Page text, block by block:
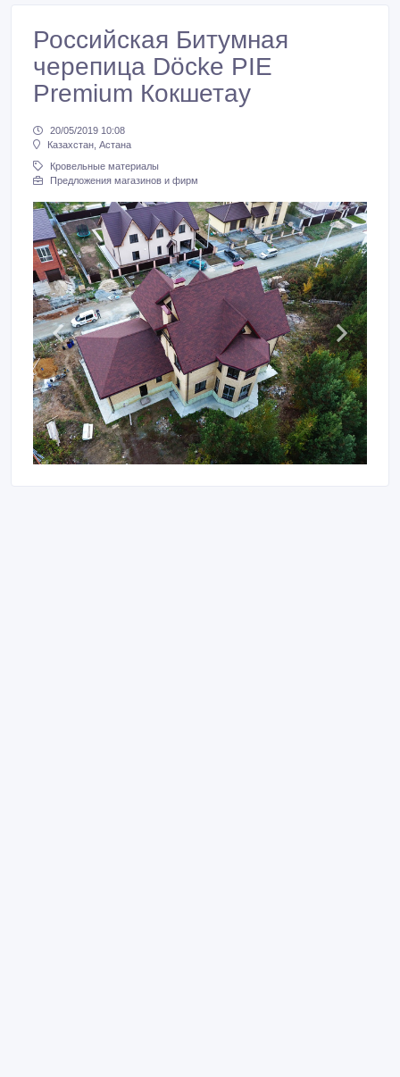
Российская Битумная
черепица Döcke PIE
Premium Кокшетау
20/05/2019 10:08
Казахстан, Астана
Кровельные материалы
Предложения магазинов и фирм